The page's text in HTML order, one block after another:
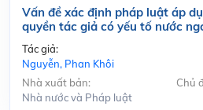
Vấn đề xác định pháp luật áp
quyền tác giả có yếu tố nước
Tác giả:
Nguyễn, Phan Khôi
Nhà xuất bản:
Nhà nước và Pháp luật
Chủ